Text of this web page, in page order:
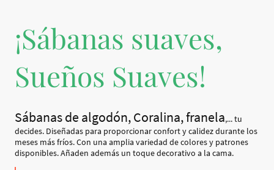
¡Sábanas suaves,
Sueños Suaves!
Sábanas de algodón, Coralina, franela,... tu
decides. Diseñadas para proporcionar confort y calidez durante los
meses más fríos. Con una amplia variedad de colores y patrones
disponibles. Añaden además un toque decorativo a la cama.